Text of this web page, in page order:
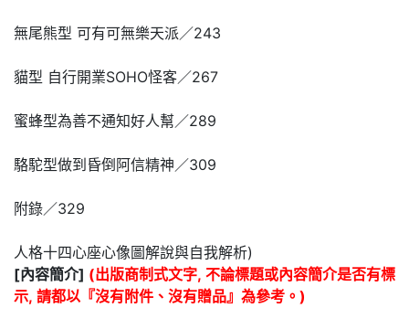
無尾熊型 可有可無樂天派／243
貓型 自行開業SOHO怪客／267
蜜蜂型為善不通知好人幫／289
駱駝型做到昏倒阿信精神／309
附錄／329
人格十四心座心像圖解說與自我解析)
[內容簡介] (出版商制式文字, 不論標題或內容簡介是否有標
示, 請都以『沒有附件、沒有贈品』為參考。)